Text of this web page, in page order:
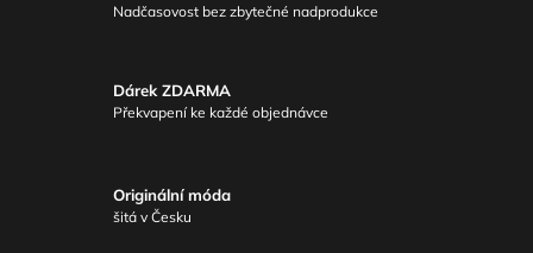
Nadčasovost bez zbytečné nadprodukce
Dárek ZDARMA
Překvapení ke každé objednávce
Originální móda
šitá v Česku